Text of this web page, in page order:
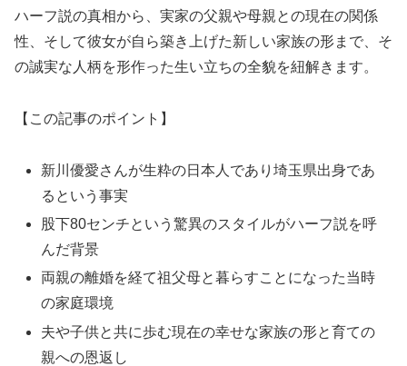
ハーフ説の真相から、実家の父親や母親との現在の関係
性、そして彼女が自ら築き上げた新しい家族の形まで、そ
の誠実な人柄を形作った生い立ちの全貌を紐解きます。
【この記事のポイント】
新川優愛さんが生粋の日本人であり埼玉県出身であ
るという事実
股下80センチという驚異のスタイルがハーフ説を呼
んだ背景
両親の離婚を経て祖父母と暮らすことになった当時
の家庭環境
夫や子供と共に歩む現在の幸せな家族の形と育ての
親への恩返し